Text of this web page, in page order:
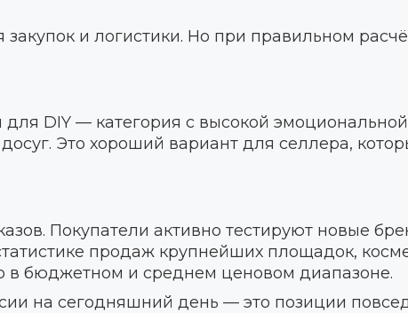
и логистики. Но при правильном
DIY — категория с высокой
Это хороший вариант для селлера,
Покупатели активно тестируют новые
продаж крупнейших площадок,
в бюджетном и среднем ценовом диапазоне.
на сегодняшний день — это позиции